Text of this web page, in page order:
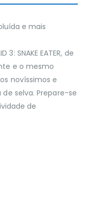
e mais
3: SNAKE EATER, de
e o mesmo
novíssimos e
selva. Prepare-se
de